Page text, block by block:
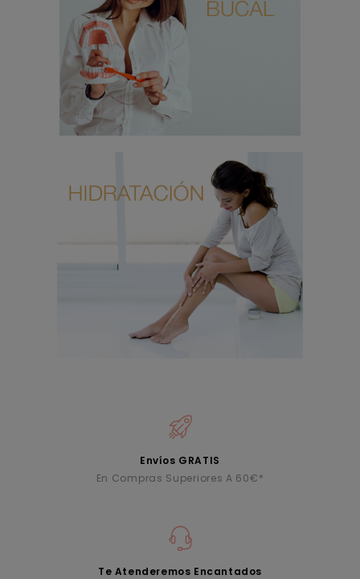
Envíos GRATIS
En Compras Superiores A 60€*
Te Atenderemos Encantados